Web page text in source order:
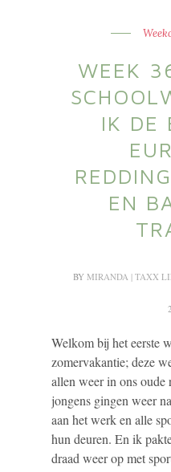
WEEK
IK DE
EN
BYMIRANDA | TAXX
Welkom bij het eerste
zomervakantie; deze
allen weer in ons
jongens gingen weer
aan het werk en alle
hun deuren. En ik
draad weer op met